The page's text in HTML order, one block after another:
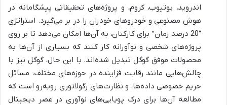
اندروید، یوتیوب، کروم، و پروژه‌های تحقیقاتی پیشگامانه در
هوش مصنوعی و خودروهای خودران را در بر می‌گیرد. استراتژی
“20 درصد زمان” برای کارکنان، به آن‌ها امکان می‌دهد تا بر روی
پروژه‌های شخصی و نوآورانه کار کنند که بسیاری از آن‌ها به
محصولات موفق گوگل تبدیل شده‌اند. با این حال، گوگل نیز با
چالش‌هایی مانند رقابت فزاینده در حوزه‌های مختلف، مسائل
حریم خصوصی داده‌ها، و نظارت‌های رگولاتوری روبه‌رو است که
مطالعه آن‌ها برای درک پویایی‌های نوآوری در عصر دیجیتال